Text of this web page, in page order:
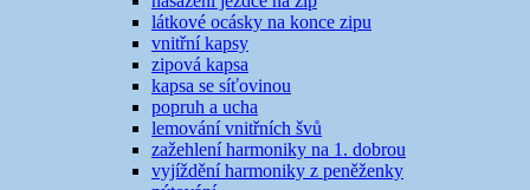
látkové ocásky na konce zipu
vnitřní kapsy
zipová kapsa
kapsa se síťovinou
popruh a ucha
lemování vnitřních švů
zažehlení harmoniky na 1. dobrou
vyjíždění harmoniky z peněženky